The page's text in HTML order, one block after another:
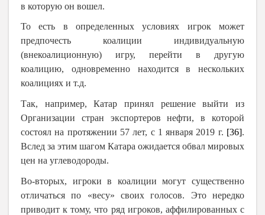
в которую он вошел.
То есть в определенных условиях игрок может
предпочесть коалиции индивидуальную
(внекоалиционную) игру, перейти в другую
коалицию, одновременно находится в нескольких
коалициях и т.д.
Так, например, Катар принял решение выйти из
Организации стран экспортеров нефти, в которой
состоял на протяжении 57 лет, с 1 января 2019 г. [36].
Вслед за этим шагом Катара ожидается обвал мировых
цен на углеводороды.
Во-вторых, игроки в коалиции могут существенно
отличаться по «весу» своих голосов. Это нередко
приводит к тому, что ряд игроков, аффилированных с